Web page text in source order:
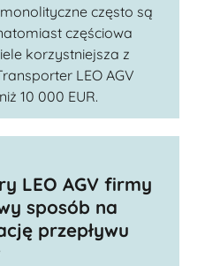
często są
częściowa
korzystniejsza z
LEO AGV
10 000 EUR.
LEO AGV firmy
sposób na
przepływu